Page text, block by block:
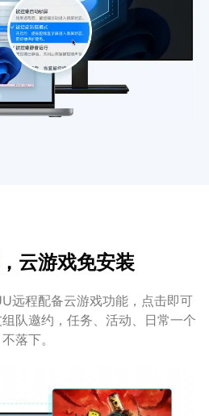
，云游戏免安装
远程配备云游戏功能，点击即可
队邀约，任务、活动、日常一个
不落下。